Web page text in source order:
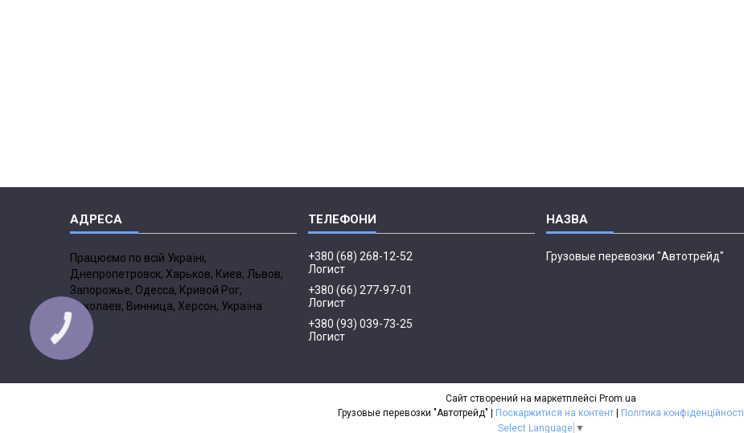
Працюємо по всій Україні,
Днепропетровск, Харьков, Киев, Львов,
Запорожье, Одесса, Кривой Рог,
Николаев, Винница, Херсон, Україна
+380 (68) 268-12-52
Логист
+380 (66) 277-97-01
Логист
+380 (93) 039-73-25
Логист
Грузовые перевозки "Автотрейд"
Сайт створений на маркетплейсі Prom.ua
Поскаржитися на контент
Політика конфіденційності
Select Language ▼